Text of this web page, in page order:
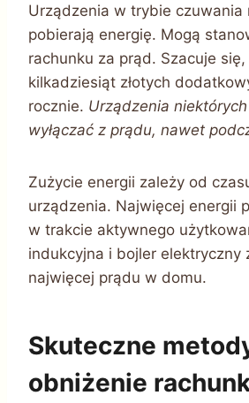
Urządzenia w trybie czuwania
pobierają energię. Mogą
rachunku za prąd. Szacuje
kilkadziesiąt złotych
rocznie. Urządzenia
wyłączać z prądu, nawet
Zużycie energii zależy od
urządzenia. Najwięcej energii
w trakcie aktywnego
indukcyjna i bojler elektryczny
najwięcej prądu w domu.
Skuteczne
obniżenie